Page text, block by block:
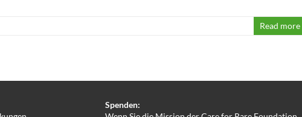
Read more
Spenden: